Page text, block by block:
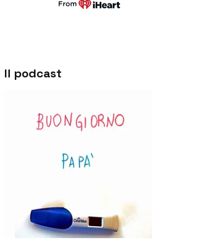
Il podcast